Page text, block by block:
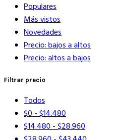
Populares
Más vistos
Novedades
Precio: bajos a altos
Precio: altos a bajos
Filtrar precio
Todos
$0-$14.480
$14.480-$28.960